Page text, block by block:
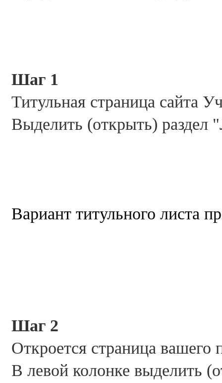
Шаг 1
Титульная страница сайта
Выделить (открыть) раздел
Вариант титульного листа
Шаг 2
Откроется страница
В левой колонке выделить